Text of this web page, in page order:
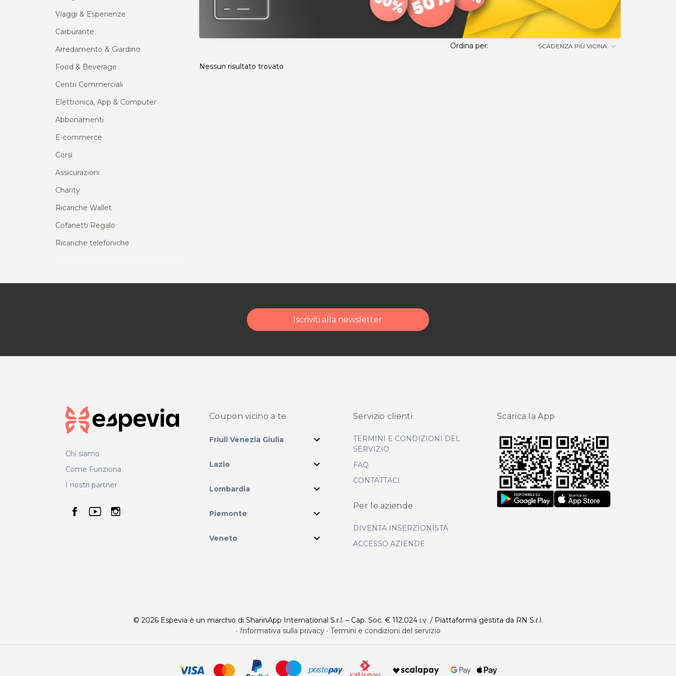
Viaggi & Esperienze
Carburante
Arredamento & Giardino
Food & Beverage
Centri Commerciali
Elettronica, App & Computer
Abbonamenti
E-commerce
Corsi
Assicurazioni
Charity
Ricariche Wallet
Cofanetti Regalo
Ricariche telefoniche
Ordina per: SCADENZA PIÙ VICINA
Nessun risultato trovato
Iscriviti alla newsletter
Chi siamo
Come Funziona
I nostri partner
seguici su facebook
seguici su youtube
seguici su instagram
Coupon vicino a te
Friuli Venezia Giulia expand_more
Lazio expand_more
Lombardia expand_more
Piemonte expand_more
Veneto expand_more
Servizio clienti
TERMINI E CONDIZIONI DEL
SERVIZIO
FAQ
CONTATTACI
Per le aziende
DIVENTA INSERZIONISTA
ACCESSO AZIENDE
Scarica la App
© 2026 Espevia è un marchio di SharinApp International S.r.l. – Cap. Soc. € 112.024 i.v. / Piattaforma gestita da RN S.r.l.
· Informativa sulla privacy· Termini e condizioni del servizio